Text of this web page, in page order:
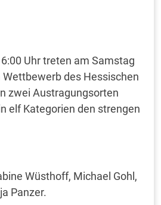
Uhr treten am Samstag
des Hessischen
zwei Austragungsorten
elf Kategorien den strengen
Wüsthoff, Michael Gohl,
Panzer.